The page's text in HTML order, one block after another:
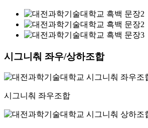
시그니춰 좌우/상하조합
시그니춰 좌우조합